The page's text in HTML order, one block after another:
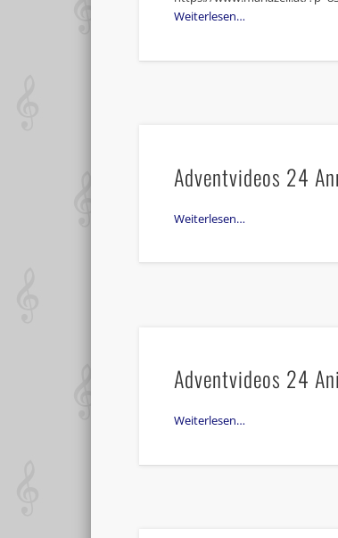
Weiterlesen…
Adventvideos 24
Weiterlesen…
Adventvideos 24
Weiterlesen…